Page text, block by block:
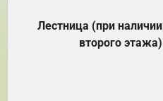
Лестница (при наличии
второго этажа)